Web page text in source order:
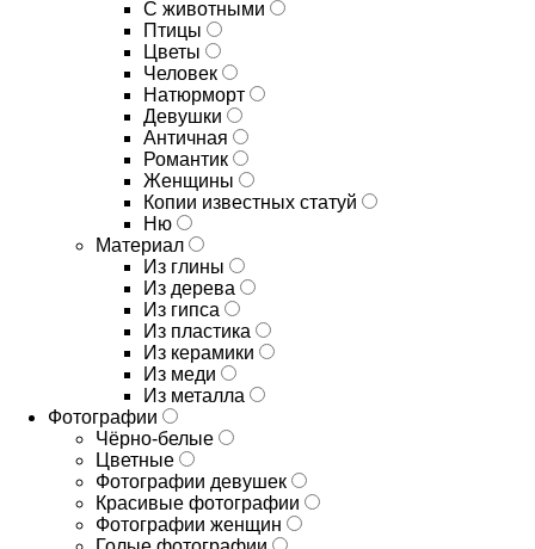
С животными
Птицы
Цветы
Человек
Натюрморт
Девушки
Античная
Романтик
Женщины
Копии известных статуй
Ню
Материал
Из глины
Из дерева
Из гипса
Из пластика
Из керамики
Из меди
Из металла
Фотографии
Чёрно-белые
Цветные
Фотографии девушек
Красивые фотографии
Фотографии женщин